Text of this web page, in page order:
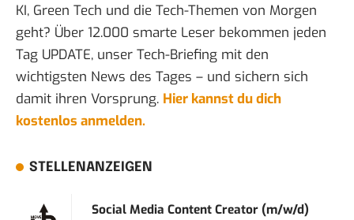
KI, Green Tech und die Tech-Themen von Morgen
geht? Über 12.000 smarte Leser bekommen jeden
Tag UPDATE, unser Tech-Briefing mit den
wichtigsten News des Tages – und sichern sich
damit ihren Vorsprung. Hier kannst du dich
kostenlos anmelden.
STELLENANZEIGEN
Social Media Content Creator (m/w/d)